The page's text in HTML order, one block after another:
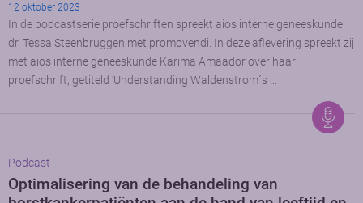
12 oktober 2023
In de podcastserie proefschriften spreekt aios interne geneeskunde
dr. Tessa Steenbruggen met promovendi. In deze aflevering spreekt zij
met aios interne geneeskunde Karima Amaador over haar
proefschrift, getiteld ‘Understanding Waldenstrom´s …
Podcast
Optimalisering van de behandeling van